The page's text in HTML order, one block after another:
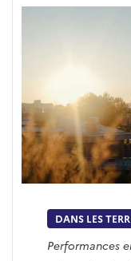
DANS LES
Performances